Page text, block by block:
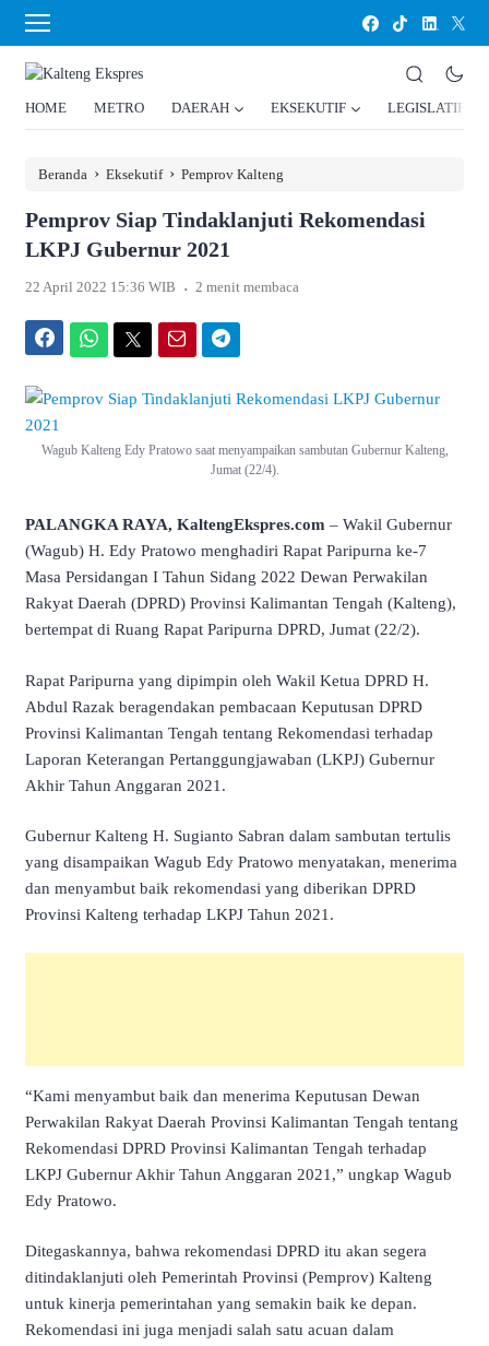
HOME METRO DAERAH EKSEKUTIF LEGISLATIF
Beranda › Eksekutif › Pemprov Kalteng
Pemprov Siap Tindaklanjuti Rekomendasi
LKPJ Gubernur 2021
22 April 2022 15:36 WIB . 2 menit membaca
Wagub Kalteng Edy Pratowo saat menyampaikan sambutan Gubernur Kalteng,
Jumat (22/4).
PALANGKA RAYA, KaltengEkspres.com – Wakil Gubernur
(Wagub) H. Edy Pratowo menghadiri Rapat Paripurna ke-7
Masa Persidangan I Tahun Sidang 2022 Dewan Perwakilan
Rakyat Daerah (DPRD) Provinsi Kalimantan Tengah (Kalteng),
bertempat di Ruang Rapat Paripurna DPRD, Jumat (22/2).
Rapat Paripurna yang dipimpin oleh Wakil Ketua DPRD H.
Abdul Razak beragendakan pembacaan Keputusan DPRD
Provinsi Kalimantan Tengah tentang Rekomendasi terhadap
Laporan Keterangan Pertanggungjawaban (LKPJ) Gubernur
Akhir Tahun Anggaran 2021.
Gubernur Kalteng H. Sugianto Sabran dalam sambutan tertulis
yang disampaikan Wagub Edy Pratowo menyatakan, menerima
dan menyambut baik rekomendasi yang diberikan DPRD
Provinsi Kalteng terhadap LKPJ Tahun 2021.
“Kami menyambut baik dan menerima Keputusan Dewan
Perwakilan Rakyat Daerah Provinsi Kalimantan Tengah tentang
Rekomendasi DPRD Provinsi Kalimantan Tengah terhadap
LKPJ Gubernur Akhir Tahun Anggaran 2021,” ungkap Wagub
Edy Pratowo.
Ditegaskannya, bahwa rekomendasi DPRD itu akan segera
ditindaklanjuti oleh Pemerintah Provinsi (Pemprov) Kalteng
untuk kinerja pemerintahan yang semakin baik ke depan.
Rekomendasi ini juga menjadi salah satu acuan dalam